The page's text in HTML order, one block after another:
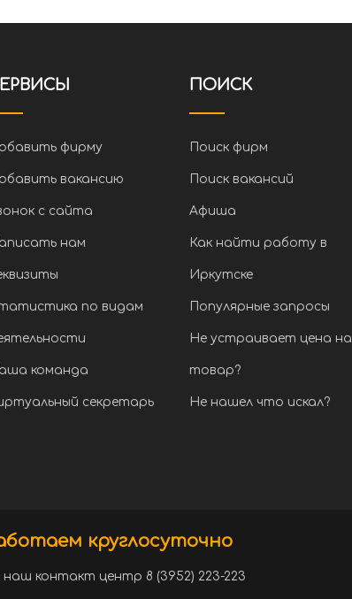
фирму
вакансию
с сайта
нам
по видам
команда
секретарь
ПОИСК
Поиск фирм
Поиск вакансий
Афиша
Как найти работу в
Иркутске
Популярные запросы
Не устраивает цена на
товар?
Не нашел что искал?
круглосуточно
контакт центр 8 (3952) 223-223